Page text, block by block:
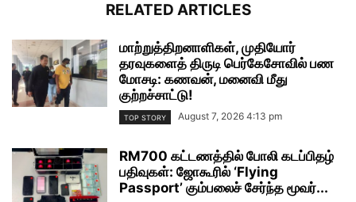
RELATED ARTICLES
மாற்றுத்திறனாளிகள், முதியோர்
தரவுகளைத் திருடி பெர்கேசோவில் பண
மோசடி: கணவன், மனைவி மீது
குற்றச்சாட்டு!
TOP STORY August 7, 2026 4:13 pm
RM700 கட்டணத்தில் போலி கடப்பிதழ்
பதிவுகள்: ஜோகூரில் ‘Flying
Passport’ கும்பலைச் சேர்ந்த மூவர்...